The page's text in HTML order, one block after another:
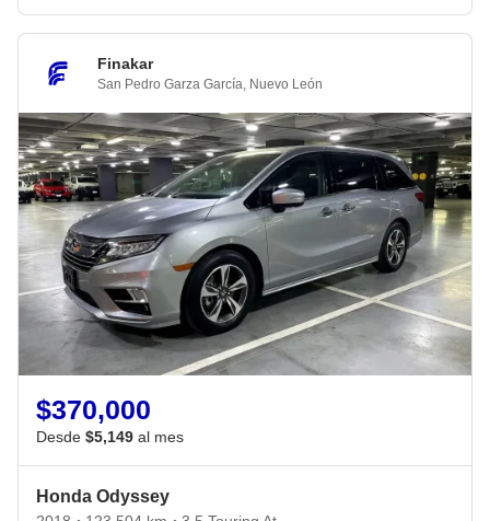
Finakar
San Pedro Garza García Nuevo León
$370,000
Desde $5,149 al mes
Honda Odyssey